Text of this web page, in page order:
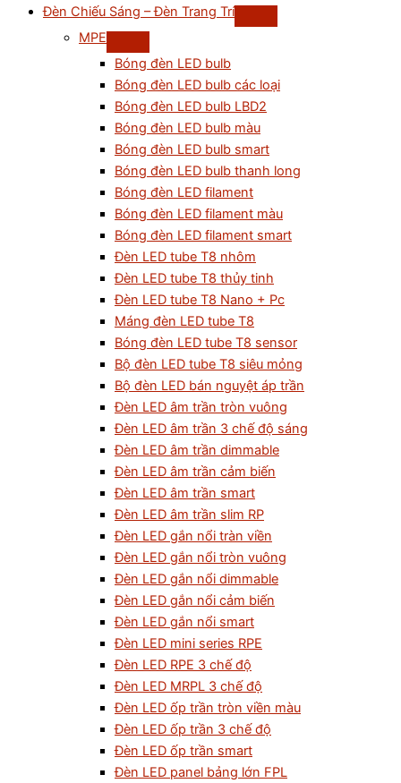
Đèn Chiếu Sáng – Đèn Trang Trí
MPE
Bóng đèn LED bulb
Bóng đèn LED bulb các loại
Bóng đèn LED bulb LBD2
Bóng đèn LED bulb màu
Bóng đèn LED bulb smart
Bóng đèn LED bulb thanh long
Bóng đèn LED filament
Bóng đèn LED filament màu
Bóng đèn LED filament smart
Đèn LED tube T8 nhôm
Đèn LED tube T8 thủy tinh
Đèn LED tube T8 Nano + Pc
Máng đèn LED tube T8
Bóng đèn LED tube T8 sensor
Bộ đèn LED tube T8 siêu mỏng
Bộ đèn LED bán nguyệt áp trần
Đèn LED âm trần tròn vuông
Đèn LED âm trần 3 chế độ sáng
Đèn LED âm trần dimmable
Đèn LED âm trần cảm biến
Đèn LED âm trần smart
Đèn LED âm trần slim RP
Đèn LED gắn nổi tràn viền
Đèn LED gắn nổi tròn vuông
Đèn LED gắn nổi dimmable
Đèn LED gắn nổi cảm biến
Đèn LED gắn nổi smart
Đèn LED mini series RPE
Đèn LED RPE 3 chế độ
Đèn LED MRPL 3 chế độ
Đèn LED ốp trần tròn viền màu
Đèn LED ốp trần 3 chế độ
Đèn LED ốp trần smart
Đèn LED panel bảng lớn FPL